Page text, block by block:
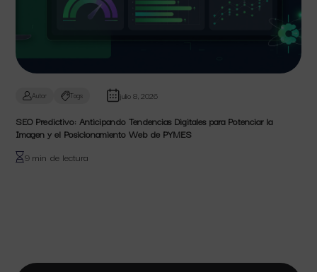
Autor Tags julio 8, 2026
SEO Predictivo: Anticipando Tendencias Digitales para Potenciar la
Imagen y el Posicionamiento Web de PYMES
9 min de lectura